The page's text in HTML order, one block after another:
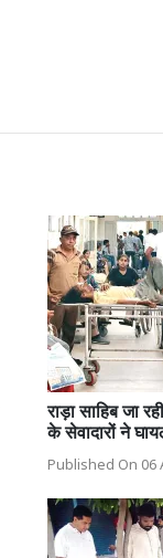
राड़ा साहिब जा
के सेवादारों ने
Published On 06